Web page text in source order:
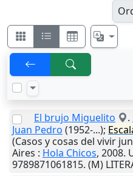
El brujo Miguelito .
Juan Pedro (1952-...);
(Casos y cosas del vivir
Aires : Hola Chicos, 2008.
9789871061815. (M)